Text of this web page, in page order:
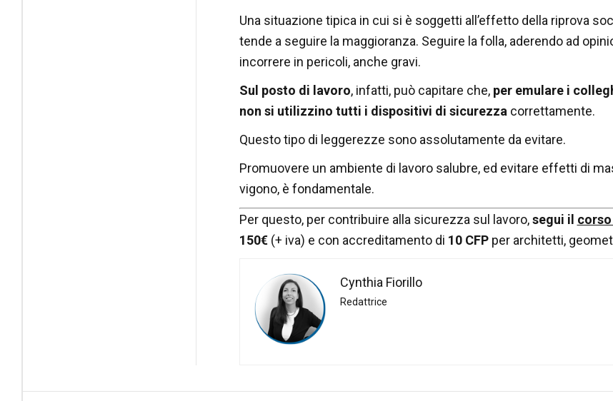
Una situazione tipica in cui si è soggetti all’effetto della riprova
tende a seguire la maggioranza. Seguire la folla, aderendo ad
incorrere in pericoli, anche gravi.
Sul posto di lavoro, infatti, può capitare che, per emulare i
non si utilizzino tutti i dispositivi di sicurezza correttamente.
Questo tipo di leggerezze sono assolutamente da evitare.
Promuovere un ambiente di lavoro salubre, ed evitare effetti di
vigono, è fondamentale.
Per questo, per contribuire alla sicurezza sul lavoro,segui il
150€(+ iva) e con accreditamento di 10 CFPper architetti,
Cynthia Fiorillo
Redattrice